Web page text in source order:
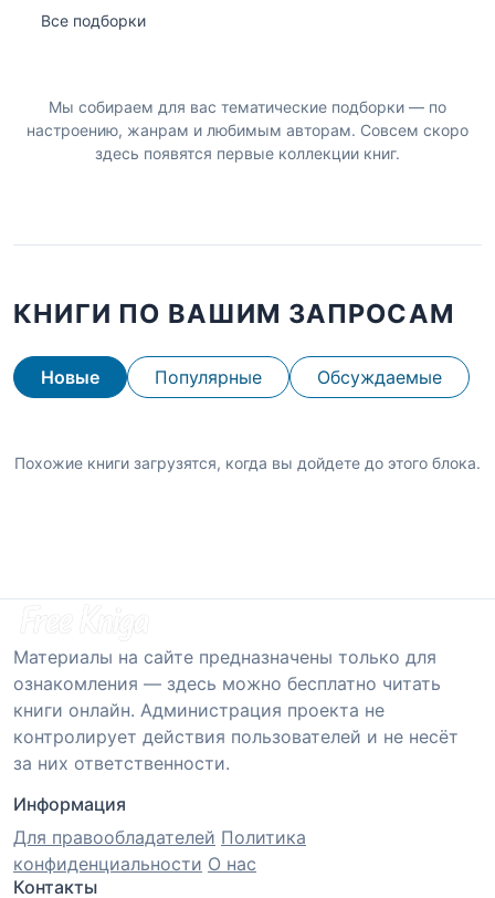
Все подборки
Мы собираем для вас тематические подборки — по
настроению, жанрам и любимым авторам. Совсем скоро
здесь появятся первые коллекции книг.
КНИГИ ПО ВАШИМ ЗАПРОСАМ
Новые Популярные Обсуждаемые
Похожие книги загрузятся, когда вы дойдете до этого блока.
Материалы на сайте предназначены только для
ознакомления — здесь можно бесплатно читать
книги онлайн. Администрация проекта не
контролирует действия пользователей и не несёт
за них ответственности.
Информация
Для правообладателей Политика
конфиденциальности О нас
Контакты